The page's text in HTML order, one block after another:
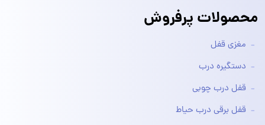
محصولات پرفروش
مغزی قفل
دستگیره درب
قفل درب چوبی
قفل برقی درب حیاط